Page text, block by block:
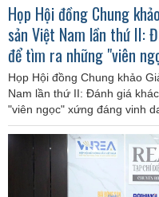
Họp Hội đồng Chung
sản Việt Nam lần thứ II:
để tìm ra những "viên
Họp Hội đồng Chung khảo
Nam lần thứ II: Đánh giá
"viên ngọc" xứng đáng vinh